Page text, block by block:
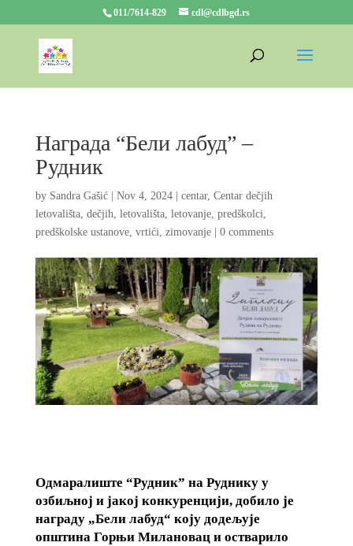
011/7614-829 cdl@cdlbgd.rs
Награда “Бели лабуд” –
Рудник
by Sandra Gašić| Nov 4, 2024| centar, Centar dečjih
letovališta, dečjih, letovališta, letovanje, predškolci,
predškolske ustanove, vrtići, zimovanje| 0 comments
Одмаралиште “Рудник” на Руднику у
озбиљној и јакој конкуренцији, добило је
награду „Бели лабуд“ коју додељује
општина Горњи Милановац и остварило